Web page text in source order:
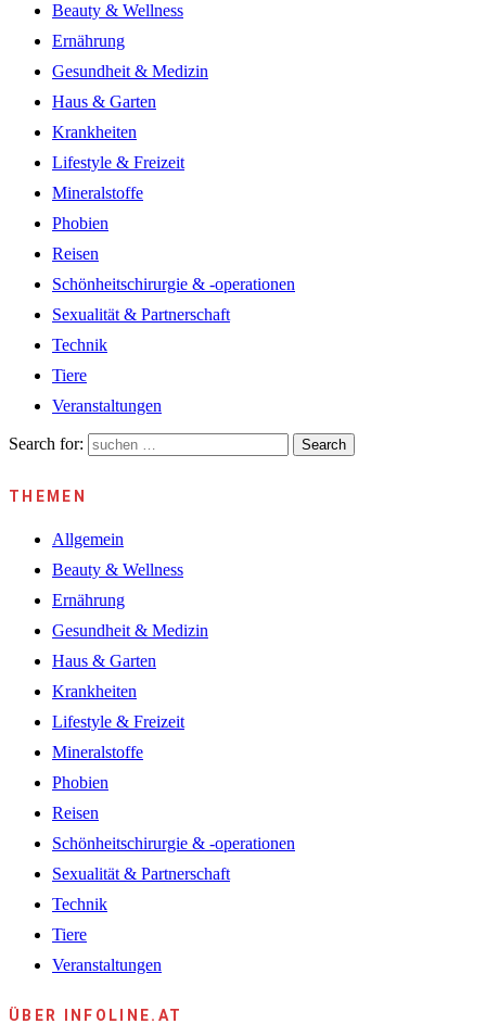
Beauty & Wellness
Ernährung
Gesundheit & Medizin
Haus & Garten
Krankheiten
Lifestyle & Freizeit
Mineralstoffe
Phobien
Reisen
Schönheitschirurgie & -operationen
Sexualität & Partnerschaft
Technik
Tiere
Veranstaltungen
Search for: Search
THEMEN
Allgemein
Beauty & Wellness
Ernährung
Gesundheit & Medizin
Haus & Garten
Krankheiten
Lifestyle & Freizeit
Mineralstoffe
Phobien
Reisen
Schönheitschirurgie & -operationen
Sexualität & Partnerschaft
Technik
Tiere
Veranstaltungen
ÜBER INFOLINE.AT